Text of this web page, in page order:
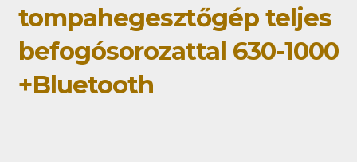
tompahegesztőgép teljes
befogósorozattal 630-1000
+Bluetooth